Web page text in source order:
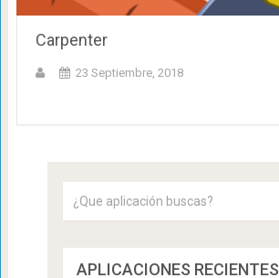
Carpenter
23 Septiembre, 2018
APLICACIONES RECIENTES